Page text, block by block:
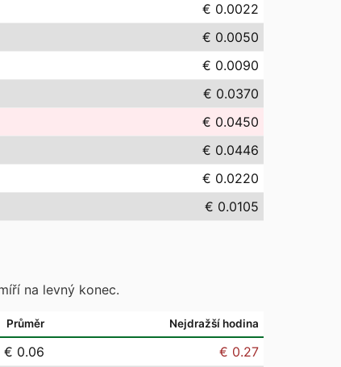
€ 0.0022
€ 0.0050
€ 0.0090
€ 0.0370
€ 0.0450
€ 0.0446
€ 0.0220
€ 0.0105
na levný konec.
Průměr Nejdražší hodina
€ 0.06
€ 0.27